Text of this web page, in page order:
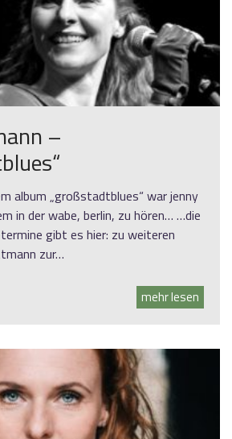
–
album „großstadtblues“ war jenny
in der wabe, berlin, zu hören… …die
gibt es hier: zu weiteren
zur…
mehr lesen